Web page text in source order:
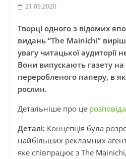
21.09.2020
Творці одного з відомих
видань “The Mainichi”
увагу читацької аудиторії
Вони випускають газету на
переробленого паперу, в
рослин.
Детальніше про це
Деталі: Концепція була
найбільших рекламних
яке співпрацює з The